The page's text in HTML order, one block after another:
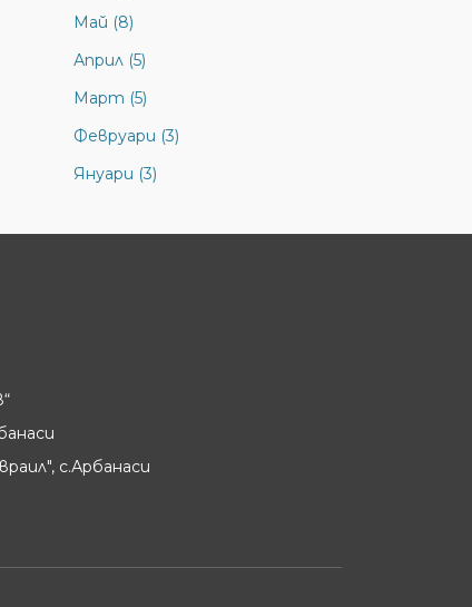
Май (8)
Април (5)
Март (5)
Февруари (3)
Януари (3)
с.Арбанаси